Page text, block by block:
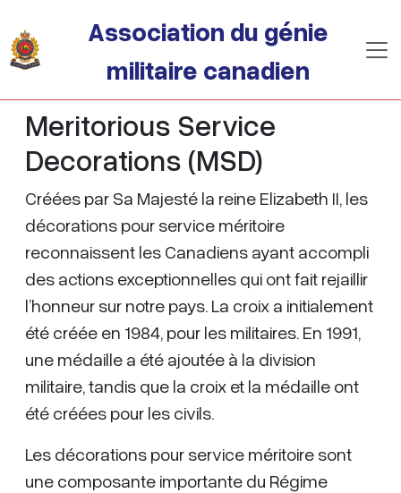
Association du génie
militaire canadien
Meritorious Service
Decorations (MSD)
Créées par Sa Majesté la reine Elizabeth II, les
décorations pour service méritoire
reconnaissent les Canadiens ayant accompli
des actions exceptionnelles qui ont fait rejaillir
l’honneur sur notre pays. La croix a initialement
été créée en 1984, pour les militaires. En 1991,
une médaille a été ajoutée à la division
militaire, tandis que la croix et la médaille ont
été créées pour les civils.
Les décorations pour service méritoire sont
une composante importante du Régime